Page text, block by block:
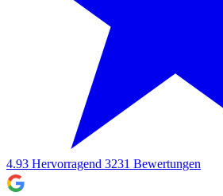
4.93 Hervorragend 3231 Bewertungen